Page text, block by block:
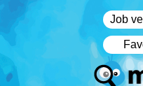
Job